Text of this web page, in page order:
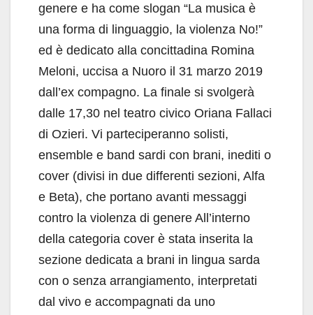
genere e ha come slogan “La musica è
una forma di linguaggio, la violenza No!”
ed è dedicato alla concittadina Romina
Meloni, uccisa a Nuoro il 31 marzo 2019
dall’ex compagno. La finale si svolgerà
dalle 17,30 nel teatro civico Oriana Fallaci
di Ozieri. Vi parteciperanno solisti,
ensemble e band sardi con brani, inediti o
cover (divisi in due differenti sezioni, Alfa
e Beta), che portano avanti messaggi
contro la violenza di genere All’interno
della categoria cover è stata inserita la
sezione dedicata a brani in lingua sarda
con o senza arrangiamento, interpretati
dal vivo e accompagnati da uno